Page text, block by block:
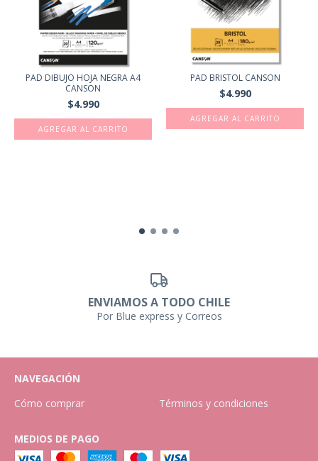
PAD DIBUJO HOJA NEGRA A4
CANSON
$4.990
PAD BRISTOL CANSON
$4.990
ENVIAMOS A TODO CHILE
Por Blue express y Correos
NAVEGACIÓN
Cómo comprar
Términos y condiciones
MEDIOS DE PAGO